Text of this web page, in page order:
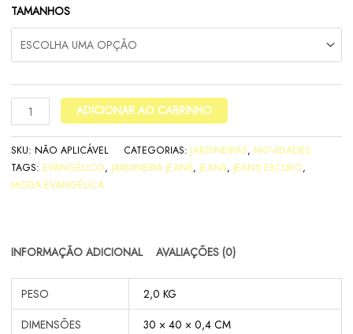
TAMANHOS
ADICIONAR AO CARRINHO
SKU: NÃO APLICÁVEL CATEGORIAS: JARDINEIRAS, NOVIDADES
TAGS: EVANGÉLICO, JARDINEIRA JEANS, JEANS, JEANS ESCURO,
MODA EVANGÉLICA
INFORMAÇÃO ADICIONAL AVALIAÇÕES (0)
PESO
2,0 KG
DIMENSÕES
30 × 40 × 0,4 CM